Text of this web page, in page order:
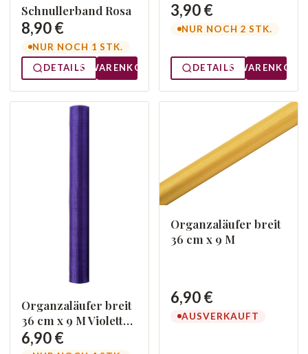
Schnullerband Rosa
8,90 €
NUR NOCH 1 STK.
DETAILS
WARENKORB
3,90 €
NUR NOCH 2 STK.
DETAILS WARENKORB
Organzaläufer breit
36 cm x 9 M Violett
014
6,90 €
Organzaläufer breit
36 cm x 9 M
6,90 €
AUSVERKAUFT